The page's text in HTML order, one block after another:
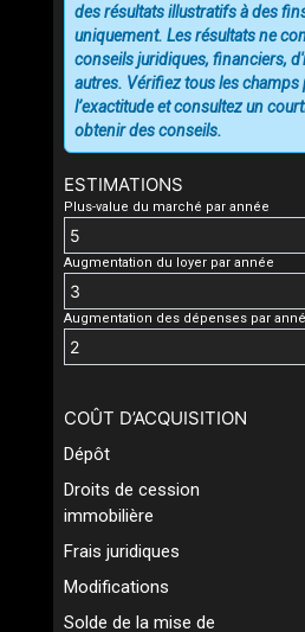
ESTIMATIONS
Plus-value du marché par année
Augmentation du loyer par année
Augmentation des dépenses par
des résultats illustratifs à des
uniquement. Les résultats ne
conseils juridiques, financiers,
autres. Vérifiez tous les
l’exactitude et consultez un
obtenir des conseils.
COÛT D’ACQUISITION
Dépôt
Droits de cession
immobilière
Frais juridiques
Modifications
Solde de la mise de